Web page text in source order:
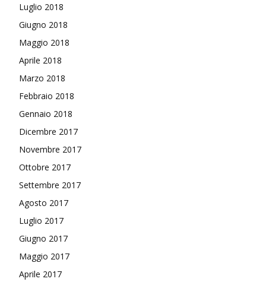
Luglio 2018
Giugno 2018
Maggio 2018
Aprile 2018
Marzo 2018
Febbraio 2018
Gennaio 2018
Dicembre 2017
Novembre 2017
Ottobre 2017
Settembre 2017
Agosto 2017
Luglio 2017
Giugno 2017
Maggio 2017
Aprile 2017